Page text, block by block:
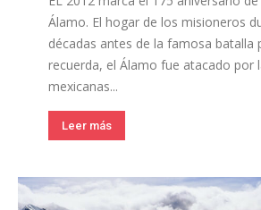
Álamo. El hogar de los misioneros
décadas antes de la famosa batalla
recuerda, el Álamo fue atacado por
mexicanas...
Leer más